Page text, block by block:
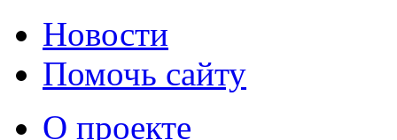
Новости
Помочь сайту
О проекте